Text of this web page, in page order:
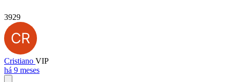
3929
Cristiano VIP
há 9 meses